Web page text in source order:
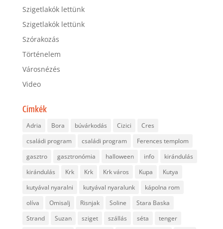
Szigetlakók lettünk
Szigetlakók lettünk
Szórakozás
Történelem
Városnézés
Video
Címkék
Adria Bora búvárkodás Cizici
Cres
családi program
családi program
Ferences templom
gasztro
gasztronómia halloween info
kirándulás
kirándulás
Krk Krk Krk város Kupa
Kutya
kutyával nyaralni
kutyával nyaralunk
kápolna rom
olíva
Omisalj Risnjak Soline
Stara Baska
Strand
Suzan sziget szállás séta
tenger